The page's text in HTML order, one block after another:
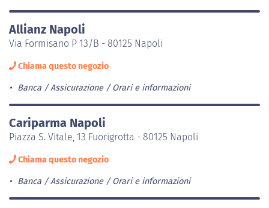
Allianz Napoli
Via Formisano P 13/B - 80125 Napoli
Chiama questo negozio
Banca / Assicurazione Orari e informazioni
Cariparma Napoli
Piazza S. Vitale, 13 Fuorigrotta - 80125 Napoli
Chiama questo negozio
Banca / Assicurazione Orari e informazioni